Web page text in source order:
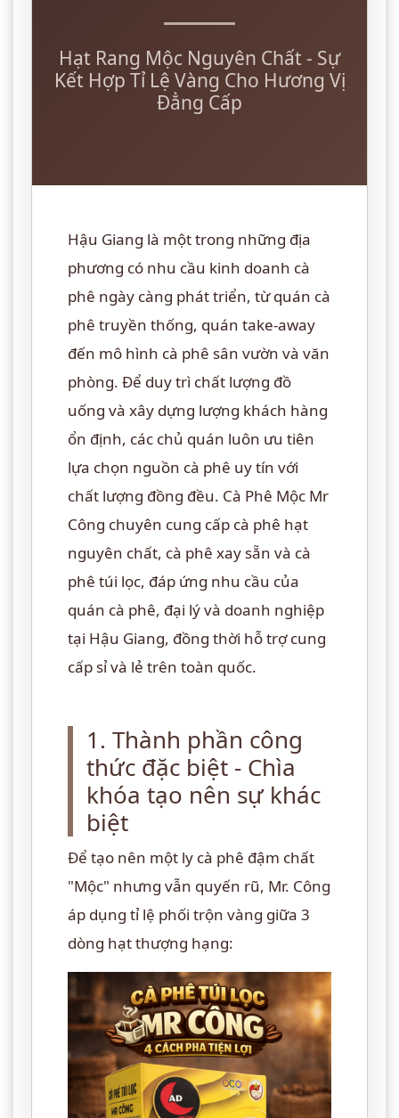
Hạt Rang Mộc Nguyên Chất - Sự
Kết Hợp Tỉ Lệ Vàng Cho Hương Vị
Đẳng Cấp
Hậu Giang là một trong những địa
phương có nhu cầu kinh doanh cà
phê ngày càng phát triển, từ quán cà
phê truyền thống, quán take-away
đến mô hình cà phê sân vườn và văn
phòng. Để duy trì chất lượng đồ
uống và xây dựng lượng khách hàng
ổn định, các chủ quán luôn ưu tiên
lựa chọn nguồn cà phê uy tín với
chất lượng đồng đều. Cà Phê Mộc Mr
Công chuyên cung cấp cà phê hạt
nguyên chất, cà phê xay sẵn và cà
phê túi lọc, đáp ứng nhu cầu của
quán cà phê, đại lý và doanh nghiệp
tại Hậu Giang, đồng thời hỗ trợ cung
cấp sỉ và lẻ trên toàn quốc.
1. Thành phần công
thức đặc biệt - Chìa
khóa tạo nên sự khác
biệt
Để tạo nên một ly cà phê đậm chất
"Mộc" nhưng vẫn quyến rũ, Mr. Công
áp dụng tỉ lệ phối trộn vàng giữa 3
dòng hạt thượng hạng: